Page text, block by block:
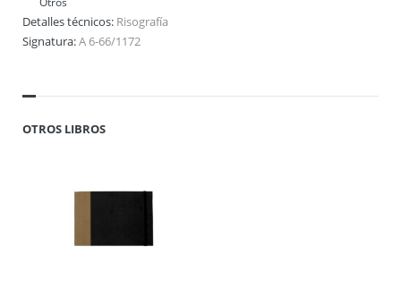
Detalles técnicos: Risografía
Signatura:A 6-66/1172
OTROS LIBROS